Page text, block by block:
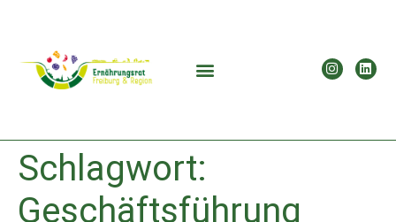
Schlagwort:
Geschäftsführung